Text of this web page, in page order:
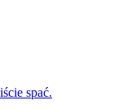
spać.